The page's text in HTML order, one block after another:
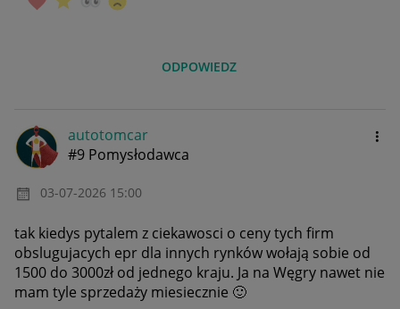
ODPOWIEDZ
autotomcar
#9 Pomysłodawca
‎03-07-2026 15:00
tak kiedys pytalem z ciekawosci o ceny tych firm
obslugujacych epr dla innych rynków wołają sobie od
1500 do 3000zł od jednego kraju. Ja na Węgry nawet nie
mam tyle sprzedaży miesiecznie 🙂